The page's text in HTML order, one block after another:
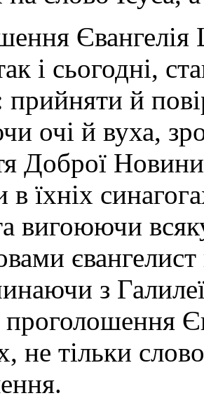
Євангелія
і сьогодні,
й
очі й вуха,
Доброї
їхніх
вигоюючи
євангелист
з
проголошення
не тільки